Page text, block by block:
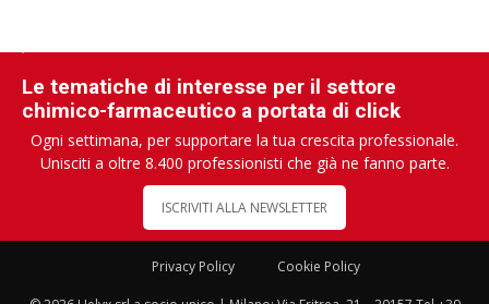
Le tematiche di interesse per il settore
chimico-farmaceutico a portata di click
Ogni settimana, per supportare la tua crescita professionale.
Unisciti a oltre 8.400 professionisti che già ne fanno parte.
ISCRIVITI ALLA NEWSLETTER
Privacy Policy Cookie Policy